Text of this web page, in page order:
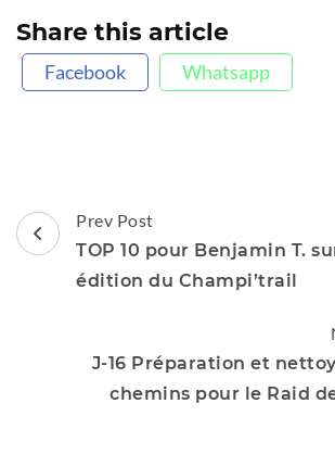
Share this article
Facebook Whatsapp
Post
Navigation
Prev Post
TOP 10 pour Benjamin T.
édition du Champi’trail
J-16 Préparation et
chemins pour le Raid